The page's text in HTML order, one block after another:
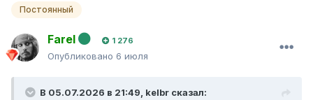
Постоянный
Farel 1 276
Опубликовано 6 июля
В 05.07.2026 в 21:49, kelbr сказал: